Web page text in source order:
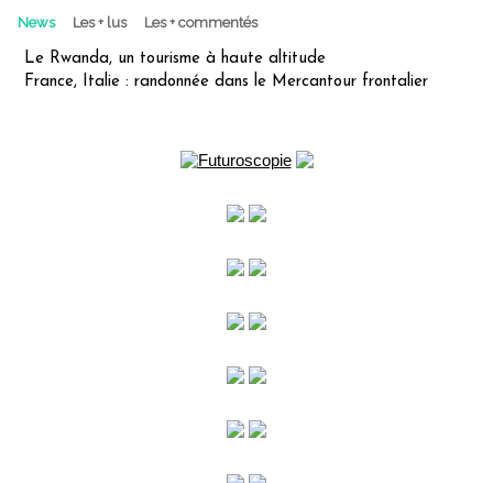
News Les + lus Les + commentés
Le Rwanda, un tourisme à haute altitude
France, Italie : randonnée dans le Mercantour frontalier